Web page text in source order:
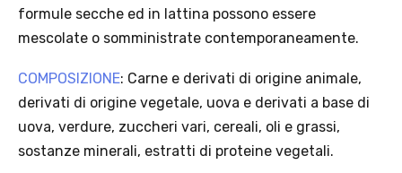
formule secche ed in lattina possono essere
mescolate o somministrate contemporaneamente.
COMPOSIZIONE: Carne e derivati di origine animale,
derivati di origine vegetale, uova e derivati a base di
uova, verdure, zuccheri vari, cereali, oli e grassi,
sostanze minerali, estratti di proteine vegetali.